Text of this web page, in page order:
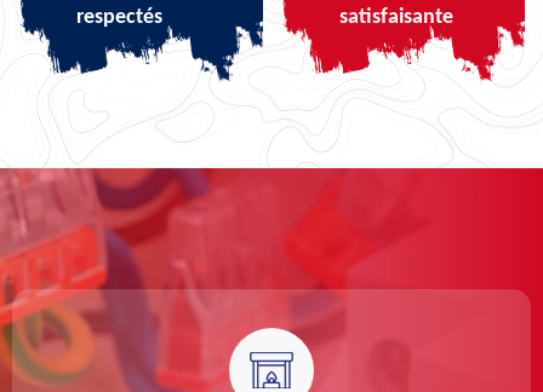
respectés
satisfaisante